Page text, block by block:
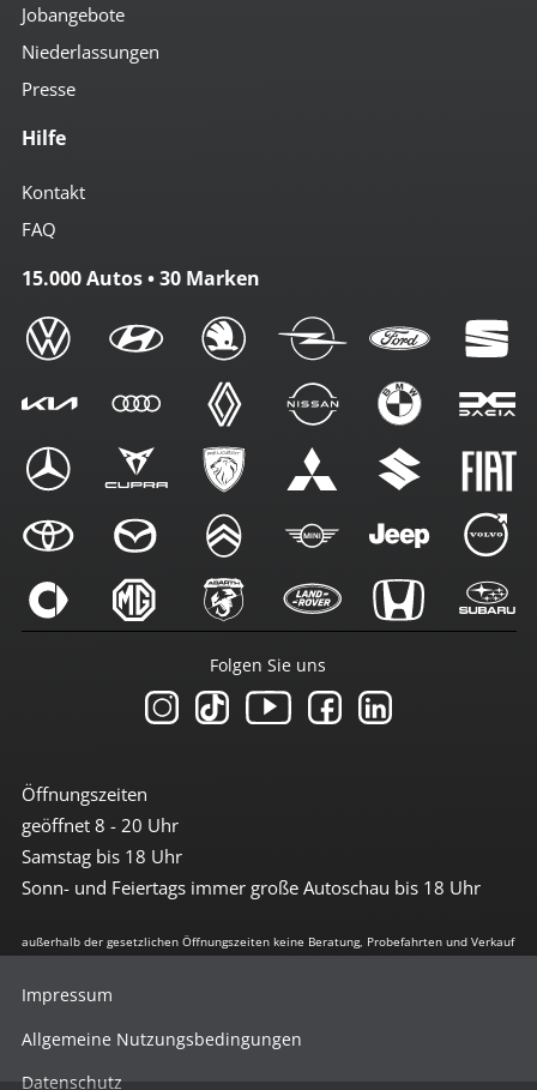
Jobangebote
Niederlassungen
Presse
Hilfe
Kontakt
FAQ
15.000 Autos • 30 Marken
Öffnungszeiten
geöffnet 8 - 20 Uhr
Samstag bis 18 Uhr
Sonn- und Feiertags immer große Autoschau bis 18 Uhr
Folgen Sie uns
außerhalb der gesetzlichen Öffnungszeiten keine Beratung, Probefahrten und Verkauf
Impressum
Allgemeine Nutzungsbedingungen
Datenschutz